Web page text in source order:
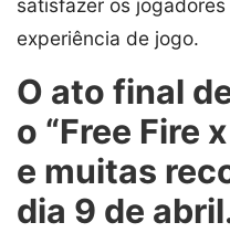
satisfazer os
experiência de jogo.
O ato final
o “Free Fire
e muitas
dia 9 de